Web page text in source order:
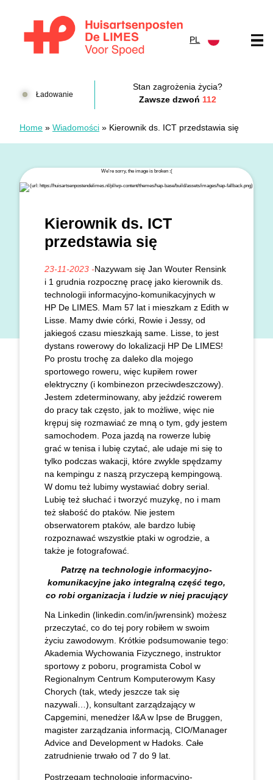
PL
Ładowanie
Stan zagrożenia życia?
Zawsze dzwoń 112
Home » Wiadomości » Kierownik ds. ICT przedstawia się
Kierownik ds. ICT
przedstawia się
23-11-2023 -Nazywam się Jan Wouter Rensink
i 1 grudnia rozpocznę pracę jako kierownik ds.
technologii informacyjno-komunikacyjnych w
HP De LIMES. Mam 57 lat i mieszkam z Edith w
Lisse. Mamy dwie córki, Rowie i Jessy, od
jakiegoś czasu mieszkają same. Lisse, to jest
dystans rowerowy do lokalizacji HP De LIMES!
Po prostu trochę za daleko dla mojego
sportowego roweru, więc kupiłem rower
elektryczny (i kombinezon przeciwdeszczowy).
Jestem zdeterminowany, aby jeździć rowerem
do pracy tak często, jak to możliwe, więc nie
krępuj się rozmawiać ze mną o tym, gdy jestem
samochodem. Poza jazdą na rowerze lubię
grać w tenisa i lubię czytać, ale udaje mi się to
tylko podczas wakacji, które zwykle spędzamy
na kempingu z naszą przyczepą kempingową.
W domu też lubimy wystawiać dobry serial.
Lubię też słuchać i tworzyć muzykę, no i mam
też słabość do ptaków. Nie jestem
obserwatorem ptaków, ale bardzo lubię
rozpoznawać wszystkie ptaki w ogrodzie, a
także je fotografować.
Patrzę na technologie informacyjno-
komunikacyjne jako integralną część tego,
co robi organizacja i ludzie w niej pracujący
Na Linkedin (linkedin.com/in/jwrensink) możesz
przeczytać, co do tej pory robiłem w swoim
życiu zawodowym. Krótkie podsumowanie tego:
Akademia Wychowania Fizycznego, instruktor
sportowy z poboru, programista Cobol w
Regionalnym Centrum Komputerowym Kasy
Chorych (tak, wtedy jeszcze tak się
nazywali…), konsultant zarządzający w
Capgemini, menedżer I&A w Ipse de Bruggen,
magister zarządzania informacją, CIO/Manager
Advice and Development w Hadoks. Całe
zatrudnienie trwało od 7 do 9 lat.
Postrzegam technologie informacyjno-